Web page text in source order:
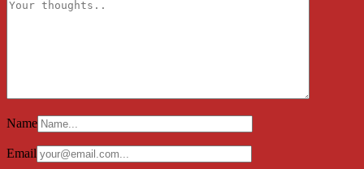
Name
Email